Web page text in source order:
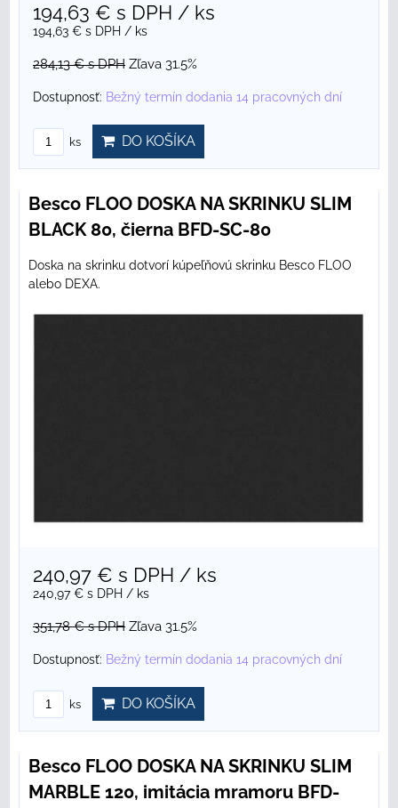
194,63 € s DPH / ks
194,63 € s DPH / ks
284,13 €s DPH Zľava 31.5%
Dostupnosť: Bežný termín dodania 14 pracovných dní
ks DO KOŠÍKA
Besco FLOO DOSKA NA SKRINKU SLIM
BLACK 80, čierna BFD-SC-80
Doska na skrinku dotvorí kúpeľňovú skrinku Besco FLOO
alebo DEXA.
240,97 € s DPH / ks
240,97 € s DPH / ks
351,78 €s DPH Zľava 31.5%
Dostupnosť: Bežný termín dodania 14 pracovných dní
ks DO KOŠÍKA
Besco FLOO DOSKA NA SKRINKU SLIM
MARBLE 120, imitácia mramoru BFD-